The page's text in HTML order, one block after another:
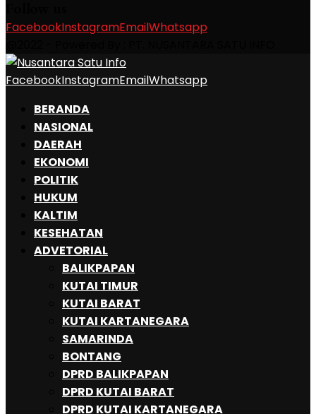
FacebookInstagramEmailWhatsapp
FacebookInstagramEmailWhatsapp
BERANDA
NASIONAL
DAERAH
EKONOMI
POLITIK
HUKUM
KALTIM
KESEHATAN
ADVETORIAL
BALIKPAPAN
KUTAI TIMUR
KUTAI BARAT
KUTAI KARTANEGARA
SAMARINDA
BONTANG
DPRD BALIKPAPAN
DPRD KUTAI BARAT
DPRD KUTAI KARTANEGARA